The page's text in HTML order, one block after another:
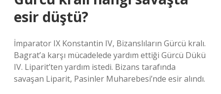
esir düştü?
İmparator IX Konstantin IV, Bizanslıların Gürcü kralı.
Bagrat’a karşı mücadelede yardım ettiği Gürcü Dükü
IV. Liparit’ten yardım istedi. Bizans tarafında
savaşan Liparit, Pasinler Muharebesi’nde esir alındı.